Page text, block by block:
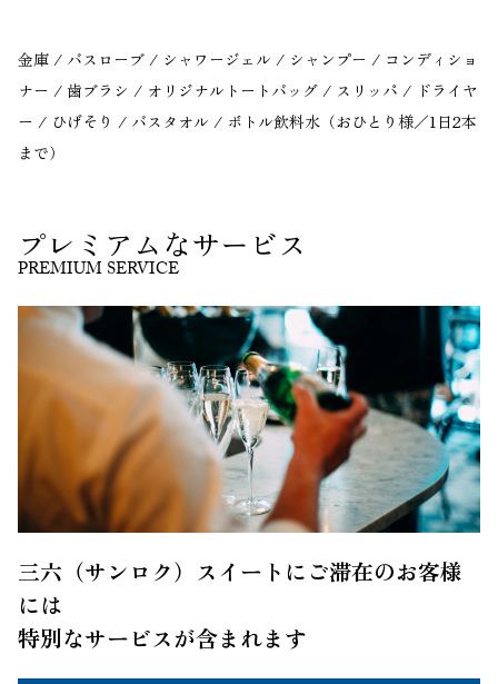
金庫 / バスローブ / シャワージェル / シャンプー / コンディショ
ナー / 歯ブラシ / オリジナルトートバッグ / スリッパ / ドライヤ
ー / ひげそり / バスタオル / ボトル飲料水（おひとり様／1日2本
まで）
プレミアムなサービス
PREMIUM SERVICE
三六（サンロク）スイートにご滞在のお客様
には
特別なサービスが含まれます